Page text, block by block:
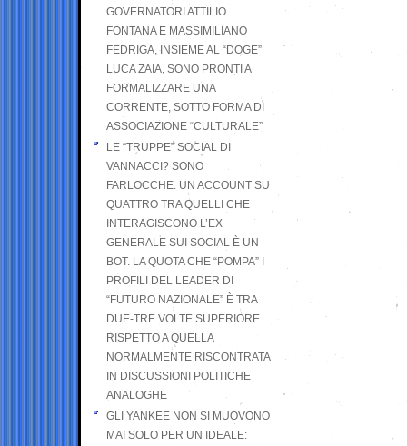
GOVERNATORI ATTILIO
FONTANA E MASSIMILIANO
FEDRIGA, INSIEME AL “DOGE”
LUCA ZAIA, SONO PRONTI A
FORMALIZZARE UNA
CORRENTE, SOTTO FORMA DI
ASSOCIAZIONE “CULTURALE”
LE “TRUPPE” SOCIAL DI
VANNACCI? SONO
FARLOCCHE: UN ACCOUNT SU
QUATTRO TRA QUELLI CHE
INTERAGISCONO L’EX
GENERALE SUI SOCIAL È UN
BOT. LA QUOTA CHE “POMPA” I
PROFILI DEL LEADER DI
“FUTURO NAZIONALE” È TRA
DUE-TRE VOLTE SUPERIORE
RISPETTO A QUELLA
NORMALMENTE RISCONTRATA
IN DISCUSSIONI POLITICHE
ANALOGHE
GLI YANKEE NON SI MUOVONO
MAI SOLO PER UN IDEALE: